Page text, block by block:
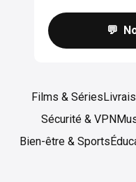
💬
Films & Séries
Sécurité & VPN
Bien-être & Sports